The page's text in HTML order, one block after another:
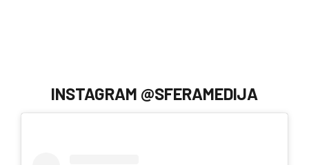
INSTAGRAM @SFERAMEDIJA